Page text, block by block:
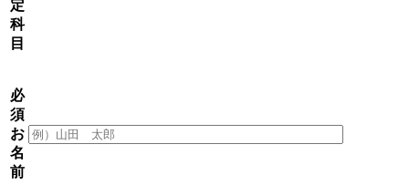
定
科
目
必
須
お
名
前